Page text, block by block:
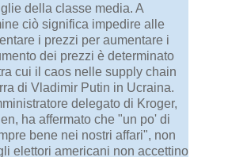
della classe media. A
ciò significa impedire alle
i prezzi per aumentare i
dei prezzi è determinato
cui il caos nelle supply chain
di Vladimir Putin in Ucraina.
delegato di Kroger,
ha affermato che "un po' di
bene nei nostri affari", non
elettori americani non accettino